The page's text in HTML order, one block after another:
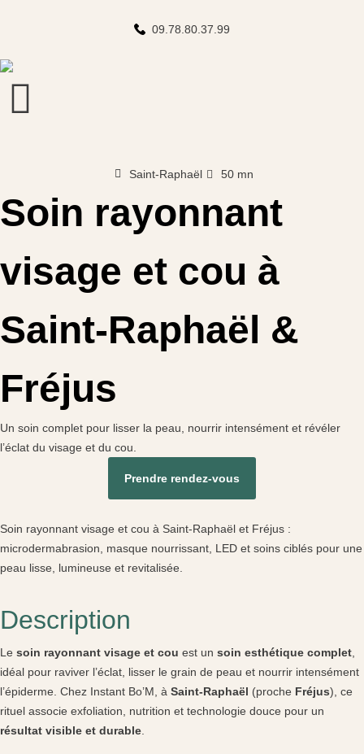
09.78.80.37.99
Saint-Raphaël 50 mn
Soin rayonnant
visage et cou à
Saint-Raphaël &
Fréjus
Un soin complet pour lisser la peau, nourrir intensément et révéler
l’éclat du visage et du cou.
Prendre rendez-vous
Soin rayonnant visage et cou à Saint-Raphaël et Fréjus :
microdermabrasion, masque nourrissant, LED et soins ciblés pour une
peau lisse, lumineuse et revitalisée.
Description
Le soin rayonnant visage et cou est un soin esthétique complet,
idéal pour raviver l’éclat, lisser le grain de peau et nourrir intensément
l’épiderme. Chez Instant Bo’M, à Saint-Raphaël (proche Fréjus), ce
rituel associe exfoliation, nutrition et technologie douce pour un
résultat visible et durable.